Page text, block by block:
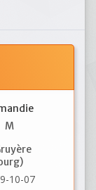
M
10-07